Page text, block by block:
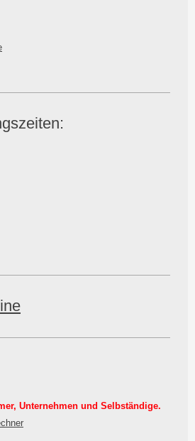
Unternehmen und Selbständige.